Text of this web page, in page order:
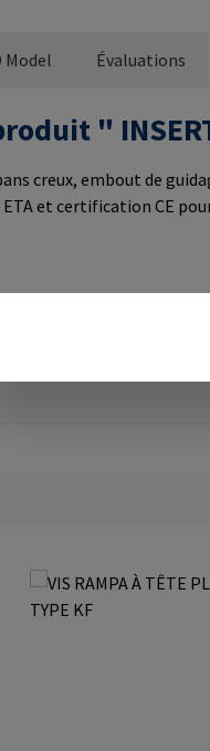
Model Évaluations
"
creux, embout de
et certification CE